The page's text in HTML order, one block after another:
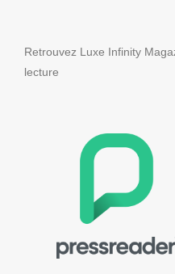
Retrouvez Luxe Infinity
lecture